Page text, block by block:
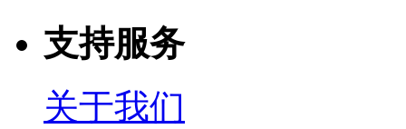
支持服务
关于我们